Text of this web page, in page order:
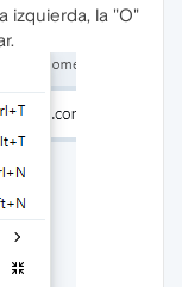
izquierda, la "O"